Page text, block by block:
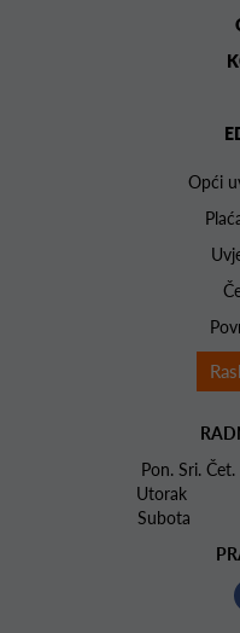
Opći
Pon. Sri.
Utorak
Subota